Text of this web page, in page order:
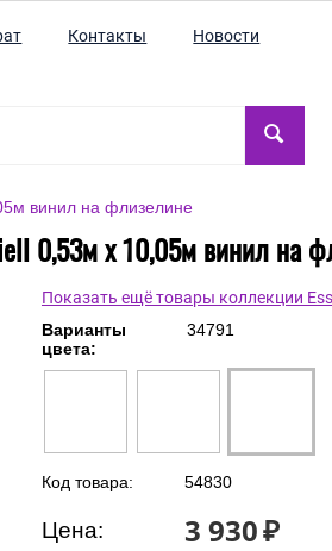
Контакты Новости
винил на флизелине
0,53м х 10,05м винил на
Показать ещё товары коллекции
Варианты
цвета:
34791
Код товара: 54830
Цена: 3 930₽